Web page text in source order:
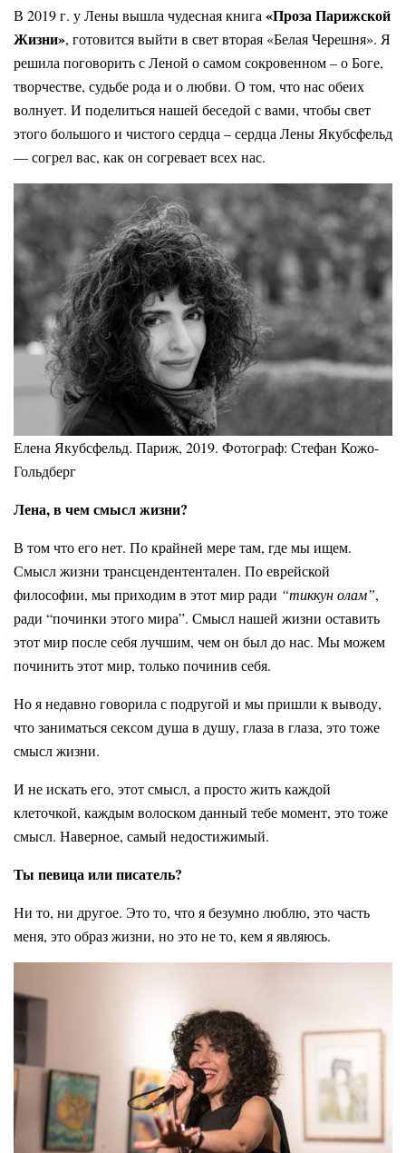
В 2019 г. у Лены вышла чудесная книга «Проза Парижской
Жизни», готовится выйти в свет вторая «Белая Черешня». Я
решила поговорить с Леной о самом сокровенном – о Боге,
творчестве, судьбе рода и о любви. О том, что нас обеих
волнует. И поделиться нашей беседой с вами, чтобы свет
этого большого и чистого сердца – сердца Лены Якубсфельд
— согрел вас, как он согревает всех нас.
Елена Якубсфельд. Париж, 2019. Фотограф: Стефан Кожо-
Гольдберг
Лена, в чем смысл жизни?
В том что его нет. По крайней мере там, где мы ищем.
Смысл жизни трансцендентентален. По еврейской
философии, мы приходим в этот мир ради “тиккун олам”,
ради “починки этого мира”. Смысл нашей жизни оставить
этот мир после себя лучшим, чем он был до нас. Мы можем
починить этот мир, только починив себя.
Но я недавно говорила с подругой и мы пришли к выводу,
что заниматься сексом душа в душу, глаза в глаза, это тоже
смысл жизни.
И не искать его, этот смысл, а просто жить каждой
клеточкой, каждым волоском данный тебе момент, это тоже
смысл. Наверное, самый недостижимый.
Ты певица или писатель?
Ни то, ни другое. Это то, что я безумно люблю, это часть
меня, это образ жизни, но это не то, кем я являюсь.